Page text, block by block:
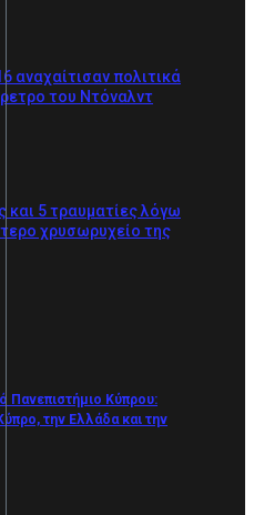
αναχαίτισαν πολιτικά
του Ντόναλντ
και 5 τραυματίες λόγω
χρυσωρυχείο της
Πανεπιστήμιο Κύπρου:
την Ελλάδα και την